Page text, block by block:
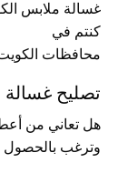
غسالة ملابس
كنتم في
محافظات
تصليح
هل تعاني من
وترغب